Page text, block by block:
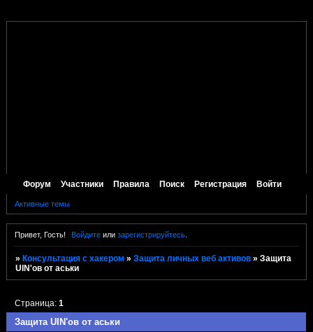
Форум Участники Правила Поиск Регистрация Войти
Активные темы
Привет, Гость! Войдите илизарегистрируйтесь
»Консультация с хакером »Защита личных веб активов »Защита
UIN'ов от аськи
Защита UIN'ов от аськи
Страница:1